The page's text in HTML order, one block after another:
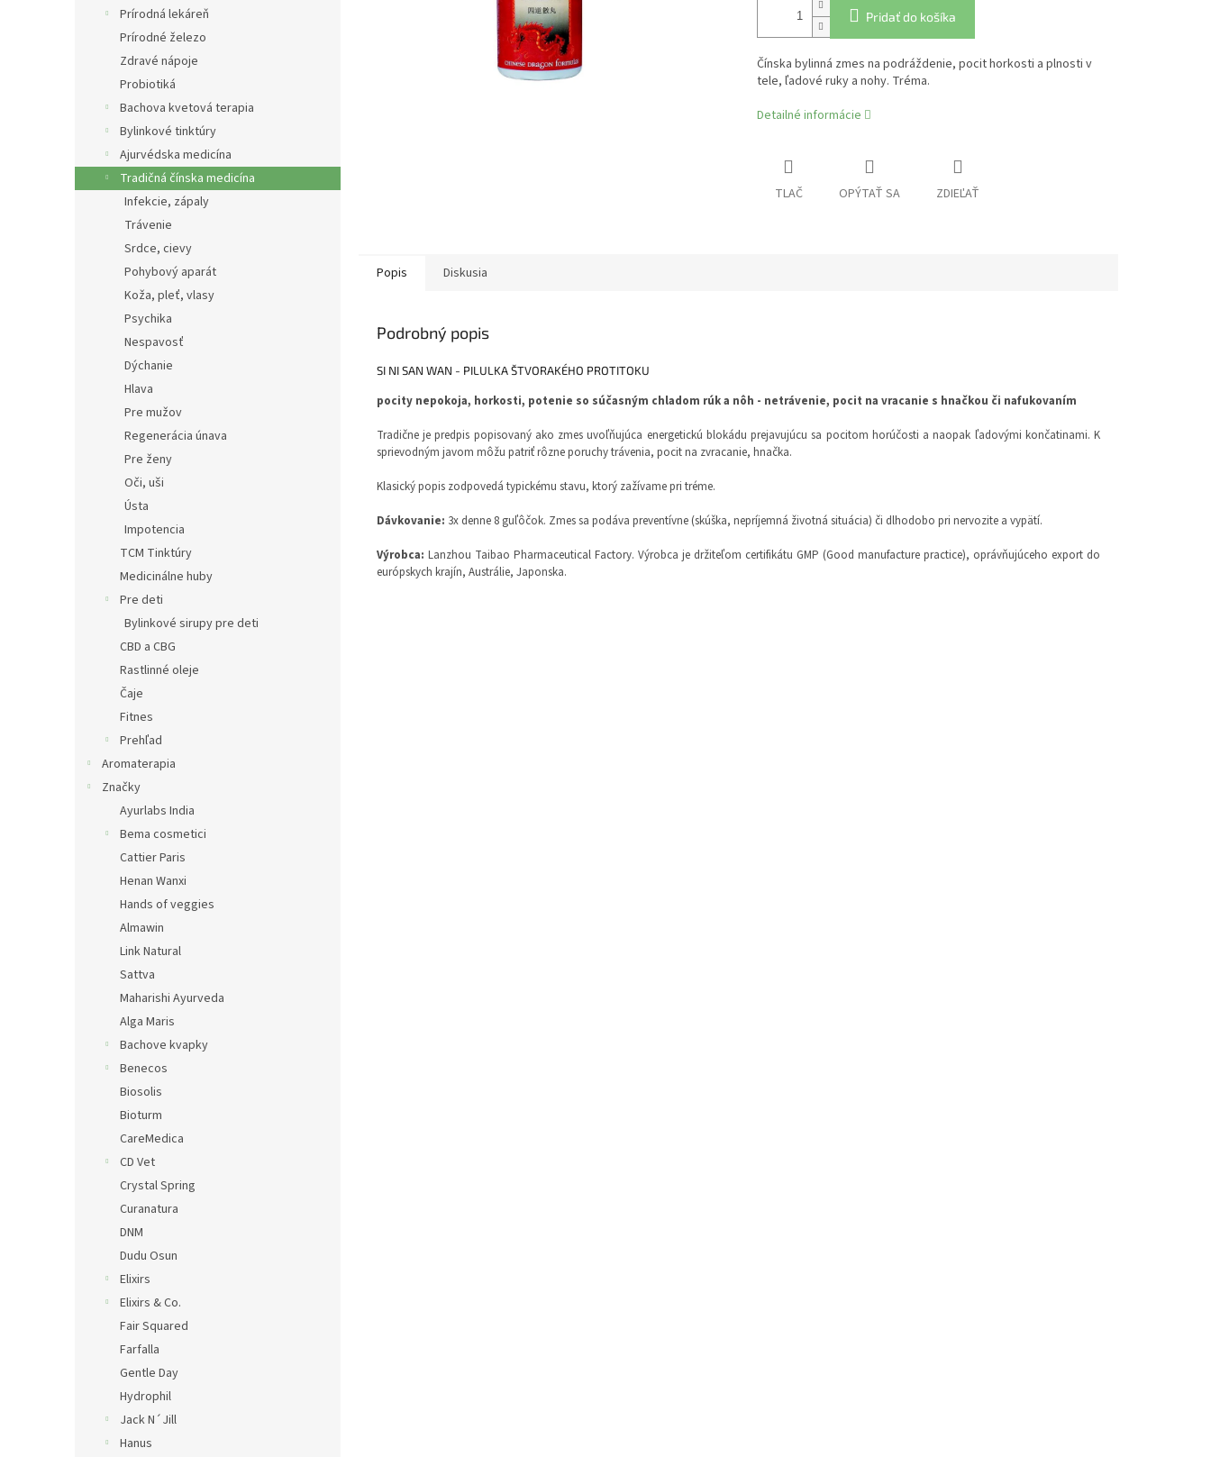
Prírodná lekáreň
Prírodné železo
Zdravé nápoje
Probiotiká
Bachova kvetová terapia
Bylinkové tinktúry
Ajurvédska medicína
Tradičná čínska medicína
Infekcie, zápaly
Trávenie
Srdce, cievy
Pohybový aparát
Koža, pleť, vlasy
Psychika
Nespavosť
Dýchanie
Hlava
Pre mužov
Regenerácia únava
Pre ženy
Oči, uši
Ústa
Impotencia
TCM Tinktúry
Medicinálne huby
Pre deti
Bylinkové sirupy pre deti
CBD a CBG
Rastlinné oleje
Čaje
Fitnes
Prehľad
Aromaterapia
Značky
Ayurlabs India
Bema cosmetici
Cattier Paris
Henan Wanxi
Hands of veggies
Almawin
Link Natural
Sattva
Maharishi Ayurveda
Alga Maris
Bachove kvapky
Benecos
Biosolis
Bioturm
CareMedica
CD Vet
Crystal Spring
Curanatura
DNM
Dudu Osun
Elixirs
Elixirs & Co.
Fair Squared
Farfalla
Gentle Day
Hydrophil
Jack N´Jill
Hanus
Pridať do košíka
Čínska bylinná zmes na podráždenie, pocit horkosti a plnosti v
tele, ľadové ruky a nohy. Tréma.
Detailné informácie
TLAČ OPÝTAŤ SA ZDIEĽAŤ
Popis Diskusia
Podrobný popis
SI NI SAN WAN - PILULKA ŠTVORAKÉHO PROTITOKU
pocity nepokoja, horkosti, potenie so súčasným chladom rúk a nôh - netrávenie, pocit na vracanie s hnačkou či nafukovaním
Tradične je predpis popisovaný ako zmes uvoľňujúca energetickú blokádu prejavujúcu sa pocitom horúčosti a naopak ľadovými končatinami. K
sprievodným javom môžu patriť rôzne poruchy trávenia, pocit na zvracanie, hnačka.
Klasický popis zodpovedá typickému stavu, ktorý zažívame pri tréme.
Dávkovanie: 3x denne 8 guľôčok. Zmes sa podáva preventívne (skúška, nepríjemná životná situácia) či dlhodobo pri nervozite a vypätí.
Výrobca: Lanzhou Taibao Pharmaceutical Factory. Výrobca je držiteľom certifikátu GMP (Good manufacture practice), oprávňujúceho export do
európskych krajín, Austrálie, Japonska.